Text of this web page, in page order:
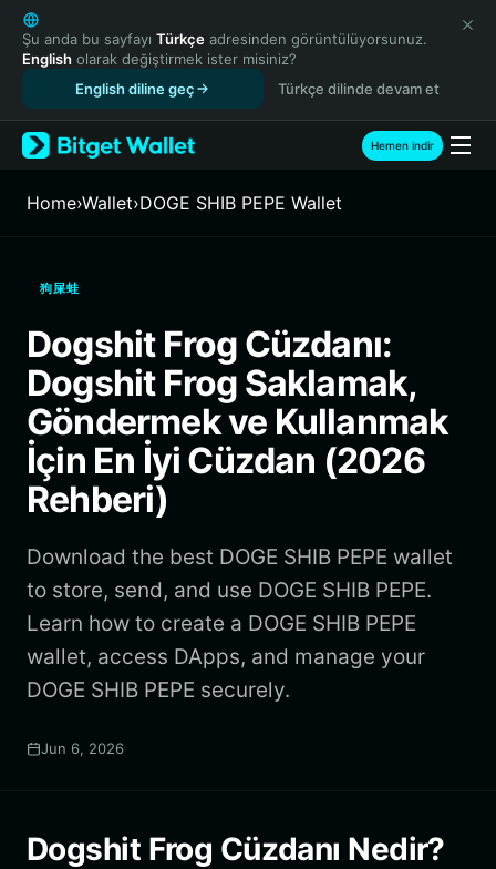
English
日本語
Tiếng Việt
Español (Latinoamérica)
Türkçe
Français
繁體中文
Bahasa Indonesia
ภาษาไทย
Español
Português (Brasil)
Español (Argentina)
Şu anda bu sayfayı Türkçe adresinden görüntülüyorsunuz.
English olarak değiştirmek ister misiniz?
English diline geç
Türkçe dilinde devam et
Hemen indir
Home›Wallet›DOGE SHIB PEPE Wallet
狗屎蛙
Dogshit Frog Cüzdanı:
Dogshit Frog Saklamak,
Göndermek ve Kullanmak
İçin En İyi Cüzdan (2026
Rehberi)
Download the best DOGE SHIB PEPE wallet
to store, send, and use DOGE SHIB PEPE.
Learn how to create a DOGE SHIB PEPE
wallet, access DApps, and manage your
DOGE SHIB PEPE securely.
Jun 6, 2026
Dogshit Frog Cüzdanı Nedir?